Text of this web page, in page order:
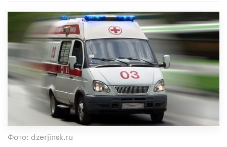
Фото: dzerjinsk.ru